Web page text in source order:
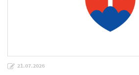
21.07.2026